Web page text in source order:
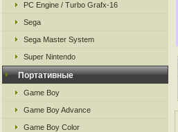
PC Engine / Turbo Grafx-16
Sega
Sega Master System
Super Nintendo
Портативные
Game Boy
Game Boy Advance
Game Boy Color